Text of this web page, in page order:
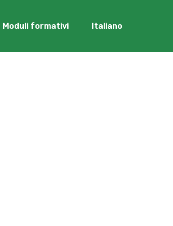
Moduli formativi Italiano